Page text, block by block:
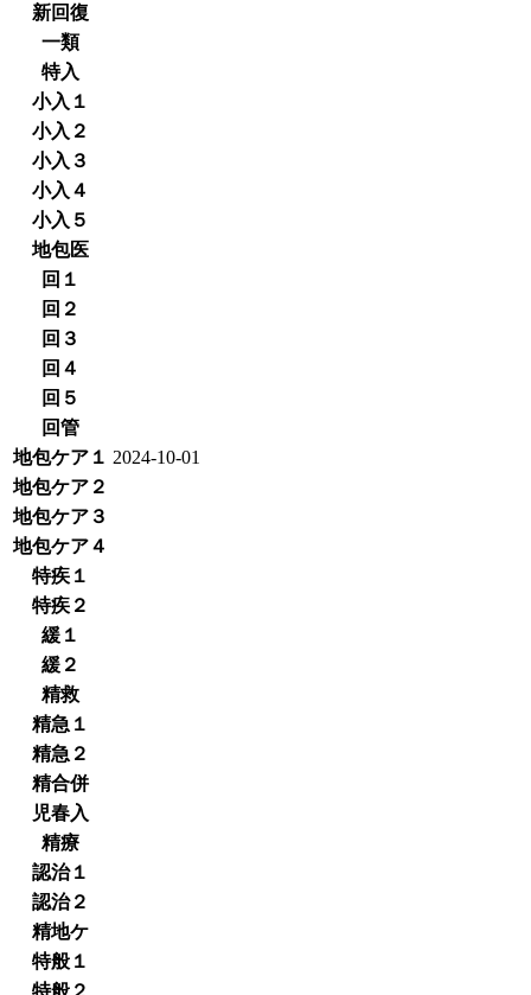
新回復
一類
特入
小入１
小入２
小入３
小入４
小入５
地包医
回１
回２
回３
回４
回５
回管
地包ケア１ 2024-10-01
地包ケア２
地包ケア３
地包ケア４
特疾１
特疾２
緩１
緩２
精救
精急１
精急２
精合併
児春入
精療
認治１
認治２
精地ケ
特般１
特般２